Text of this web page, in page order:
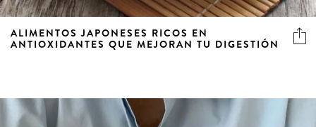
ALIMENTOS JAPONESES RICOS EN
ANTIOXIDANTES QUE MEJORAN TU DIGESTIÓN